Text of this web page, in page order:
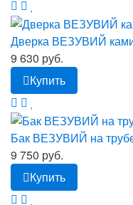
Дверка ВЕЗУВИЙ
9 630 руб.
Купить
Бак ВЕЗУВИЙ на
9 750 руб.
Купить